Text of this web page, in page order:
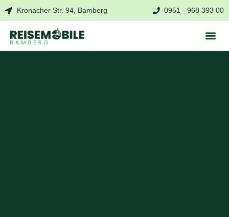
Kronacher Str. 94, Bamberg 0951 - 968 393 00